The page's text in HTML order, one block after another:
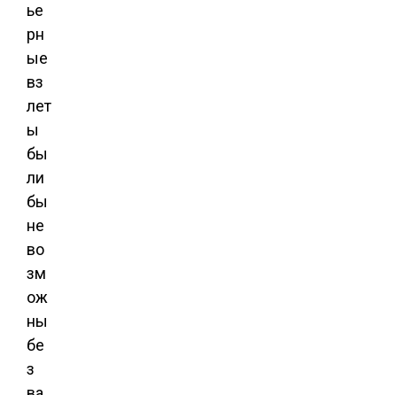
ье
рн
ые
вз
лет
ы
бы
ли
бы
не
во
зм
ож
ны
бе
з